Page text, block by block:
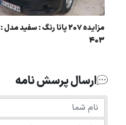
مزایده 207 پانا رنگ : سفید مدل :
403
ارسال پرسش نامه